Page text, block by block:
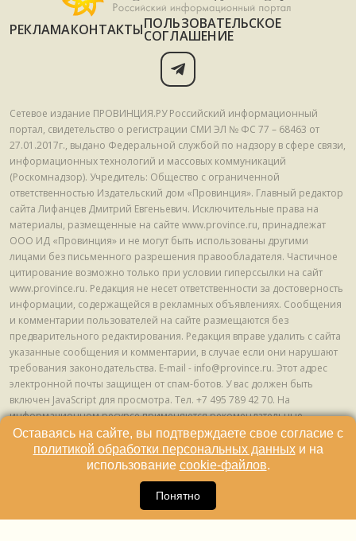
РЕКЛАМАКОНТАКТЫПОЛЬЗОВАТЕЛЬСКОЕ
СОГЛАШЕНИЕ
Сетевое издание ПРОВИНЦИЯ.РУ Российский информационный
портал, свидетельство о регистрации СМИ ЭЛ № ФС 77 – 68463 от
27.01.2017г., выдано Федеральной службой по надзору в сфере связи,
информационных технологий и массовых коммуникаций
(Роскомнадзор). Учредитель: Общество с ограниченной
ответственностью Издательский дом «Провинция». Главный редактор
сайта Лифанцев Дмитрий Евгеньевич. Исключительные права на
материалы, размещенные на сайте www.province.ru, принадлежат
ООО ИД «Провинция» и не могут быть использованы другими
лицами без письменного разрешения правообладателя. Частичное
цитирование возможно только при условии гиперссылки на сайт
www.province.ru. Редакция не несет ответственности за достоверность
информации, содержащейся в рекламных объявлениях. Сообщения
и комментарии пользователей на сайте размещаются без
предварительного редактирования. Редакция вправе удалить с сайта
указанные сообщения и комментарии, в случае если они нарушают
требования законодательства. E-mail - info@province.ru. Этот адрес
электронной почты защищен от спам-ботов. У вас должен быть
включен JavaScript для просмотра. Tел. +7 495 789 42 70. На
информационном ресурсе применяются рекомендательные
технологии (информационные технологии предоставления
информации на основе сбора, систематизации и анализа сведений,
относящихся к предпочтениям пользователей сети "Интернет",
находящихся на территории Российской Федерации) © ООО ИД
Оставаясь на сайте, вы подтверждаете свое согласие с
политикой обработки персональных данныхи на
использование cookie-файлов.
Понятно